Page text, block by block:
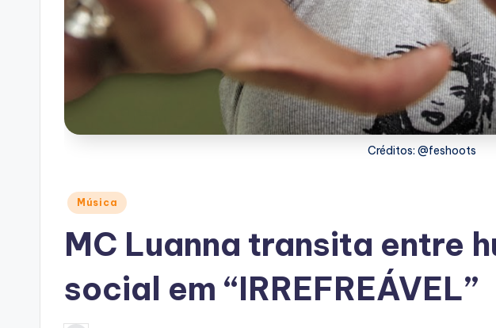
Créditos: @feshoots
Posted
Música
MC Luanna transita entre
social em “IRREFREÁVEL”